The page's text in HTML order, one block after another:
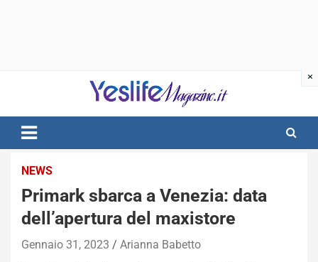
notizie di intrattenimento
NEWS
Primark sbarca a Venezia: data
dell’apertura del maxistore
Gennaio 31, 2023 Arianna Babetto